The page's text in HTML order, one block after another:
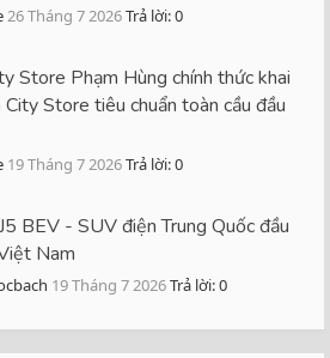
26 Tháng 7 2026Trả lời: 0
Store Phạm Hùng chính thức khai
Store tiêu chuẩn toàn cầu đầu
19 Tháng 7 2026Trả lời: 0
BEV - SUV điện Trung Quốc đầu
Nam
19 Tháng 7 2026Trả lời: 0